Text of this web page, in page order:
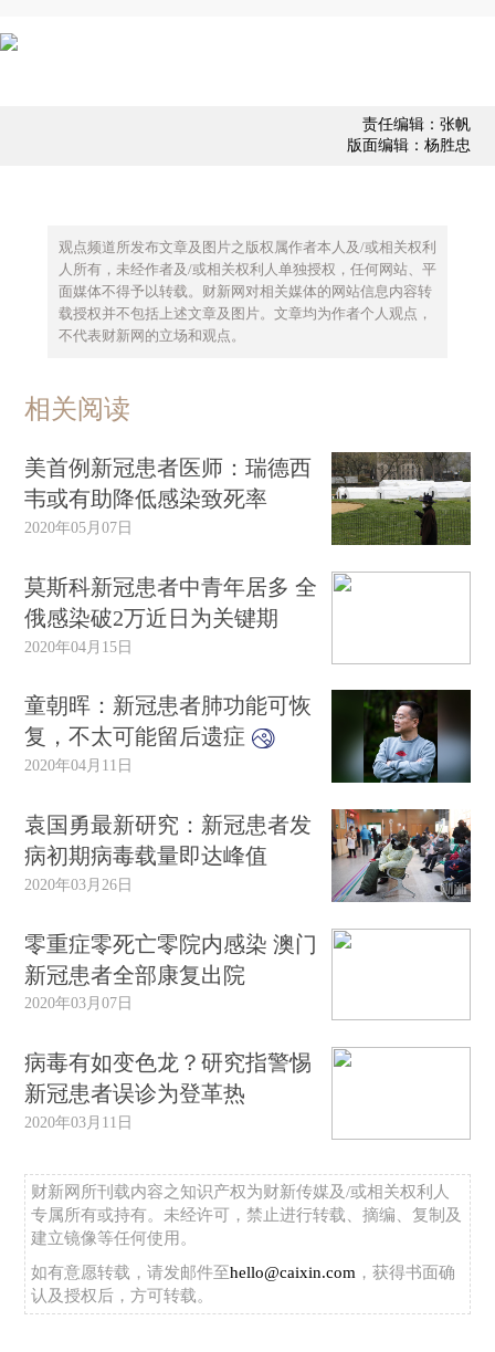
责任编辑：张帆
版面编辑：杨胜忠
观点频道所发布文章及图片之版权属作者本人及/或相关权利
人所有，未经作者及/或相关权利人单独授权，任何网站、平
面媒体不得予以转载。财新网对相关媒体的网站信息内容转
载授权并不包括上述文章及图片。文章均为作者个人观点，
不代表财新网的立场和观点。
相关阅读
美首例新冠患者医师：瑞德西
韦或有助降低感染致死率
2020年05月07日
莫斯科新冠患者中青年居多 全
俄感染破2万近日为关键期
2020年04月15日
童朝晖：新冠患者肺功能可恢
复，不太可能留后遗症
2020年04月11日
袁国勇最新研究：新冠患者发
病初期病毒载量即达峰值
2020年03月26日
零重症零死亡零院内感染 澳门
新冠患者全部康复出院
2020年03月07日
病毒有如变色龙？研究指警惕
新冠患者误诊为登革热
2020年03月11日
财新网所刊载内容之知识产权为财新传媒及/或相关权利人
专属所有或持有。未经许可，禁止进行转载、摘编、复制及
建立镜像等任何使用。
如有意愿转载，请发邮件至hello@caixin.com ，获得书面确
认及授权后，方可转载。